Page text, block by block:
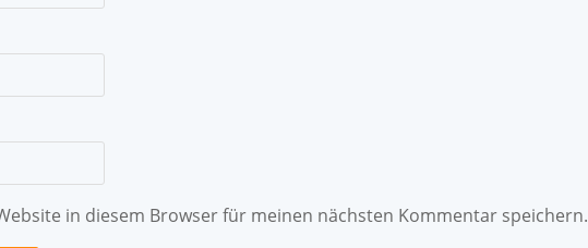
in diesem Browser für meinen nächsten Kommentar speichern.